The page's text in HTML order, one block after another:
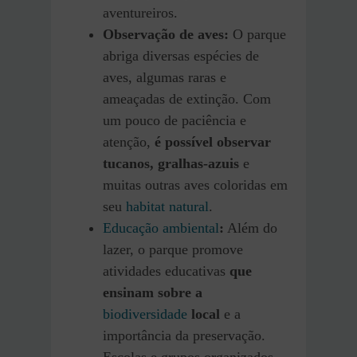
aventureiros.
Observação de aves: O parque
abriga diversas espécies de
aves, algumas raras e
ameaçadas de extinção. Com
um pouco de paciência e
atenção, é possível observar
tucanos, gralhas-azuis e
muitas outras aves coloridas em
seu habitat natural.
Educação ambiental: Além do
lazer, o parque promove
atividades educativas que
ensinam sobre a
biodiversidade local e a
importância da preservação.